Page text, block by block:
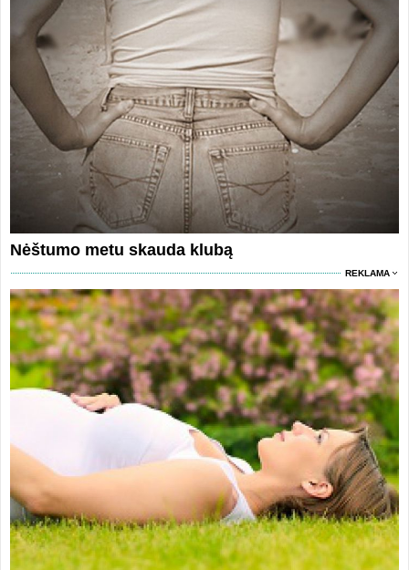
Nėštumo metu skauda klubą
REKLAMA